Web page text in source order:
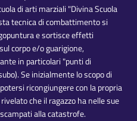
di arti marziali "Divina Scuola
tecnica di combattimento si
e sortisce effetti
corpo e/o guarigione,
in particolari "punti di
Se inizialmente lo scopo di
ricongiungere con la propria
che il ragazzo ha nelle sue
alla catastrofe.